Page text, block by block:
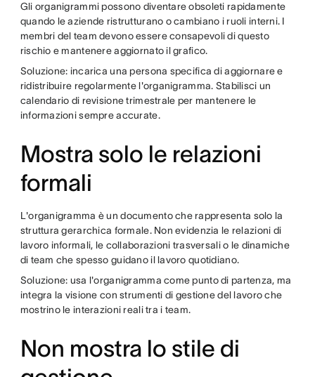
Gli organigrammi possono diventare obsoleti rapidamente
quando le aziende ristrutturano o cambiano i ruoli interni. I
membri del team devono essere consapevoli di questo
rischio e mantenere aggiornato il grafico.
Soluzione: incarica una persona specifica di aggiornare e
ridistribuire regolarmente l'organigramma. Stabilisci un
calendario di revisione trimestrale per mantenere le
informazioni sempre accurate.
Mostra solo le relazioni
formali
L'organigramma è un documento che rappresenta solo la
struttura gerarchica formale. Non evidenzia le relazioni di
lavoro informali, le collaborazioni trasversali o le dinamiche
di team che spesso guidano il lavoro quotidiano.
Soluzione: usa l'organigramma come punto di partenza, ma
integra la visione con strumenti di gestione del lavoro che
mostrino le interazioni reali tra i team.
Non mostra lo stile di